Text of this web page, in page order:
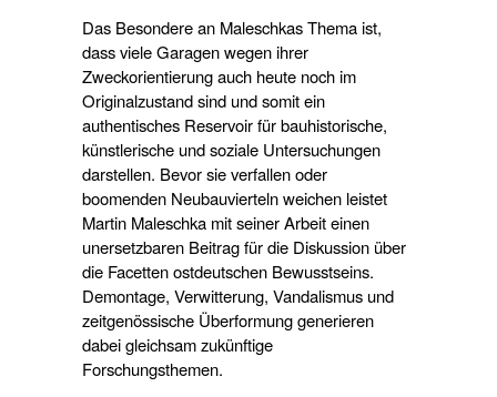
Das Besondere an Maleschkas Thema ist,
dass viele Garagen wegen ihrer
Zweckorientierung auch heute noch im
Originalzustand sind und somit ein
authentisches Reservoir für bauhistorische,
künstlerische und soziale Untersuchungen
darstellen. Bevor sie verfallen oder
boomenden Neubauvierteln weichen leistet
Martin Maleschka mit seiner Arbeit einen
unersetzbaren Beitrag für die Diskussion über
die Facetten ostdeutschen Bewusstseins.
Demontage, Verwitterung, Vandalismus und
zeitgenössische Überformung generieren
dabei gleichsam zukünftige
Forschungsthemen.